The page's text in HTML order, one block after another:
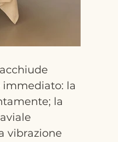
immediato: la
la
vibrazione